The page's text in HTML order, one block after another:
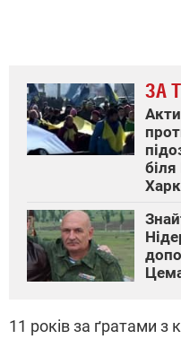
ЗА
11 років за ґратами з